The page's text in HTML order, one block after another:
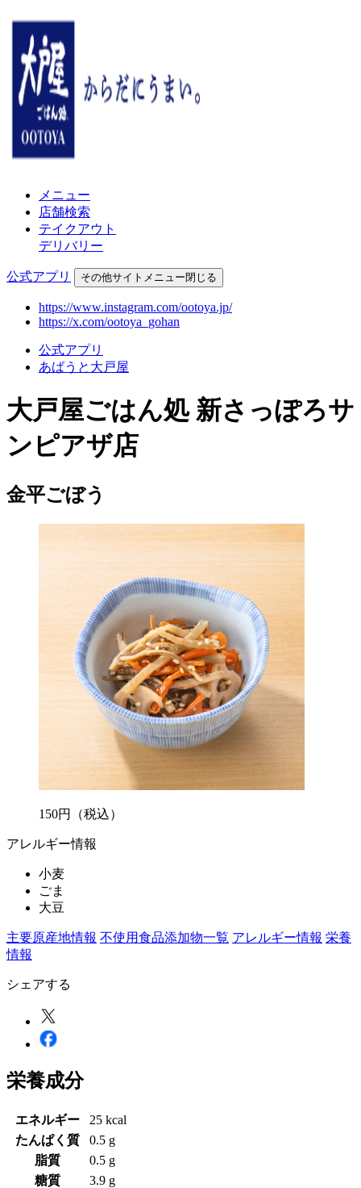
メニュー
店舗検索
テイクアウト
デリバリー
公式アプリ その他サイトメニュー閉じる
https://www.instagram.com/ootoya.jp/
https://x.com/ootoya_gohan
公式アプリ
あばうと大戸屋
大戸屋ごはん処 新さっぽろサ
ンピアザ店
金平ごぼう
150円 （税込）
アレルギー情報
小麦
ごま
大豆
主要原産地情報 不使用食品添加物一覧 アレルギー情報 栄養
情報
シェアする
栄養成分
エネルギー
25 kcal
たんぱく質
0.5 g
脂質
0.5 g
糖質
3.9 g